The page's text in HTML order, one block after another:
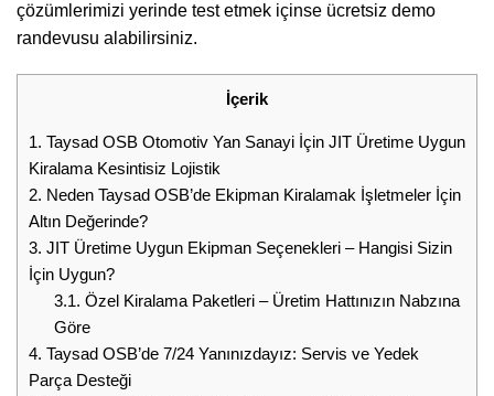
çözümlerimizi yerinde test etmek içinse ücretsiz demo
randevusu alabilirsiniz.
İçerik
1. Taysad OSB Otomotiv Yan Sanayi İçin JIT Üretime Uygun
Kiralama Kesintisiz Lojistik
2. Neden Taysad OSB’de Ekipman Kiralamak İşletmeler İçin
Altın Değerinde?
3. JIT Üretime Uygun Ekipman Seçenekleri – Hangisi Sizin
İçin Uygun?
3.1. Özel Kiralama Paketleri – Üretim Hattınızın Nabzına
Göre
4. Taysad OSB’de 7/24 Yanınızdayız: Servis ve Yedek
Parça Desteği